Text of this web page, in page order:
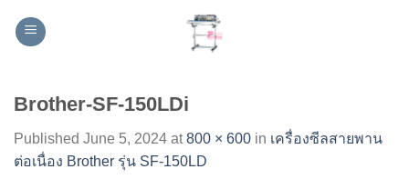
Brother-SF-150LDi
Published June 5, 2024 at800 × 600 in เครื่องซีลสายพาน
ต่อเนื่อง Brother รุ่น SF-150LD